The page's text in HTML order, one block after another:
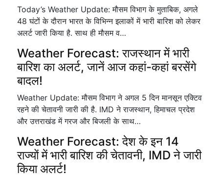
Today’s Weather Update: मौसम विभाग के मुताबिक, अगले
48 घंटों के दौरान भारत के विभिन्न इलाकों में भारी बारिश को लेकर
अलर्ट जारी किया है. साथ ही मौसम व…
Weather Forecast: राजस्थान में भारी
बारिश का अलर्ट, जानें आज कहां-कहां बरसेंगे
बादल!
Weather Update: मौसम विभाग ने अगल 5 दिन मानसून एक्टिव
रहने की चेतावनी जारी की है. IMD ने राजस्थान, हिमाचल प्रदेश
और उत्तराखंड में गरज और बिजली के साथ…
Weather Forecast: देश के इन 14
राज्यों में भारी बारिश की चेतावनी, IMD ने जारी
किया अलर्ट!